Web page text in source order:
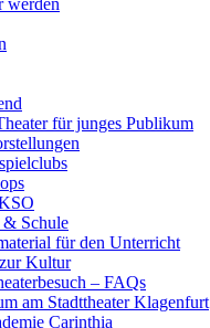
werden
für junges Publikum
& Schule
für den Unterricht
Kultur
– FAQs
am Stadttheater Klagenfurt
Carinthia